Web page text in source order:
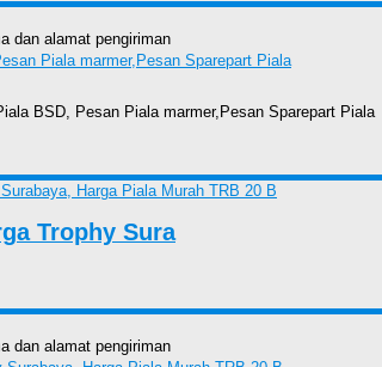
dan alamat pengiriman
BSD, Pesan Piala marmer,Pesan Sparepart Piala
Trophy Sura
dan alamat pengiriman